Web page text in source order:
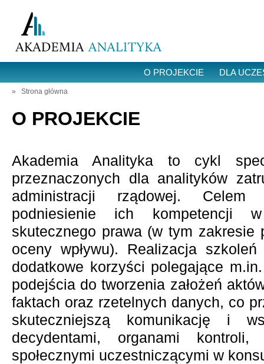
O PROJEKCIE DLA
» Strona główna
O PROJEKCIE
Akademia Analityka to cykl
przeznaczonych dla analityków
administracji rządowej. Celem
podniesienie ich kompetencji
skutecznego prawa (w tym zakresie
oceny wpływu). Realizacja
dodatkowe korzyści polegające
podejścia do tworzenia założeń
faktach oraz rzetelnych danych, co
skuteczniejszą komunikację i
decydentami, organami
społecznymi uczestniczącymi w